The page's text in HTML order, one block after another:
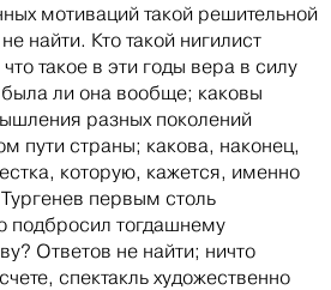
мотиваций такой решительной
найти. Кто такой нигилист
такое в эти годы вера в силу
была ли она вообще; каковы
разных поколений
пути страны; какова, наконец,
которую, кажется, именно
первым столь
подбросил тогдашнему
Ответов не найти; ничто
спектакль художественно